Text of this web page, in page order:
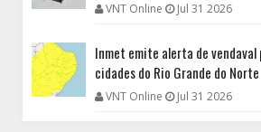
VNT Online Jul 31 2026
Inmet emite alerta de vendaval
cidades do Rio Grande do Norte
VNT Online Jul 31 2026